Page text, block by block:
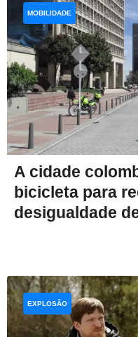
A cidade
bicicleta para
desigualdade
MOBILIDADE
EXPLOSÃO